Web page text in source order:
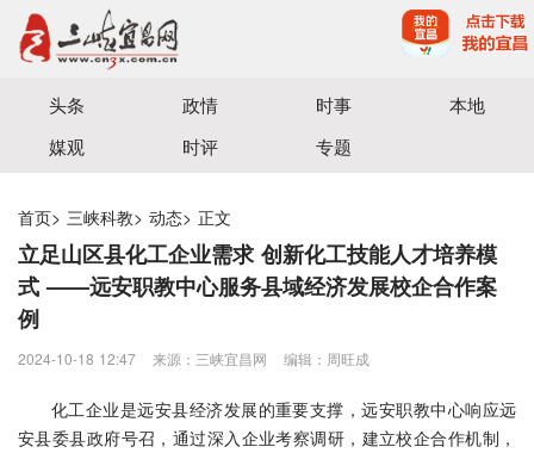
宜昌三峡融媒体中心主办
头条 政情 时事
本地
媒观
时评 专题
首页> 三峡科教> 动态> 正文
立足山区县化工企业需求 创新化工技能人才培养模
式 ——远安职教中心服务县域经济发展校企合作案
例
2024-10-18 12:47 来源：三峡宜昌网 编辑：周旺成
化工企业是远安县经济发展的重要支撑，远安职教中心响应远
安县委县政府号召，通过深入企业考察调研，建立校企合作机制，